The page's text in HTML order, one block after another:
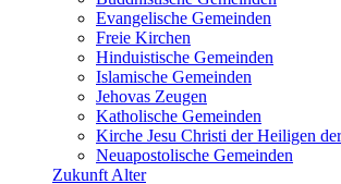
Evangelische Gemeinden
Freie Kirchen
Hinduistische Gemeinden
Islamische Gemeinden
Jehovas Zeugen
Katholische Gemeinden
Kirche Jesu Christi der Heiligen
Neuapostolische Gemeinden
Zukunft Alter